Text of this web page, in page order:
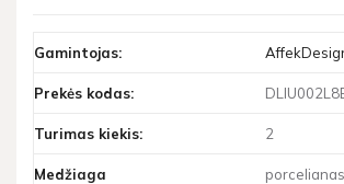
Gamintojas:
Prekės kodas:
Turimas kiekis: 2
Medžiaga porcelianas